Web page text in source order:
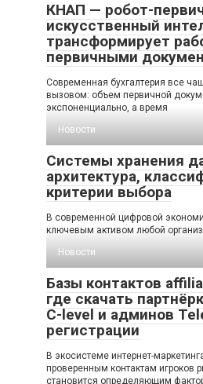
КНАП — робот-
искусственный
трансформирует
первичными
Современная бухгалтерия все
вызовом: объем первичной
экспоненциально, а время
Новости
Системы хранения
архитектура,
критерии выбора
В современной цифровой
ключевым активом любой
Новости
Базы контактов
где скачать
C-level и админов
регистрации
В экосистеме интернет-
проверенным контактам игроков
становится определяющим